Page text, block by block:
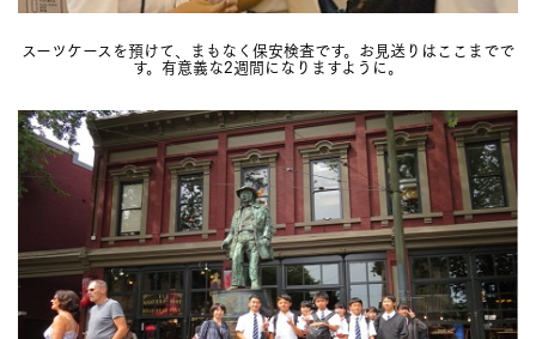
スーツケースを預けて、まもなく保安検査です。お見送りはここまでで
す。有意義な2週間になりますように。